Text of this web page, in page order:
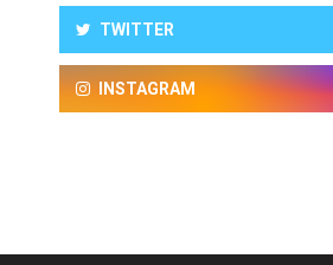
TWITTER
INSTAGRAM